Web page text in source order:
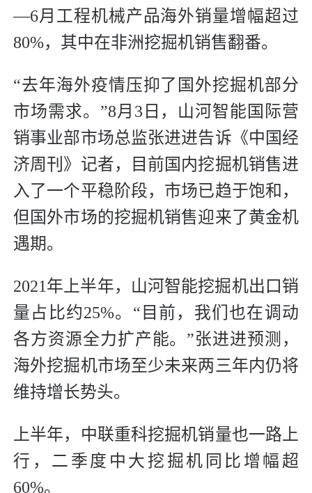
—6月工程机械产品海外销量增幅超过
80%，其中在非洲挖掘机销售翻番。
“去年海外疫情压抑了国外挖掘机部分
市场需求。”8月3日，山河智能国际营
销事业部市场总监张进进告诉《中国经
济周刊》记者，目前国内挖掘机销售进
入了一个平稳阶段，市场已趋于饱和，
但国外市场的挖掘机销售迎来了黄金机
遇期。
2021年上半年，山河智能挖掘机出口销
量占比约25%。“目前，我们也在调动
各方资源全力扩产能。”张进进预测，
海外挖掘机市场至少未来两三年内仍将
维持增长势头。
上半年，中联重科挖掘机销量也一路上
行，二季度中大挖掘机同比增幅超
60%。